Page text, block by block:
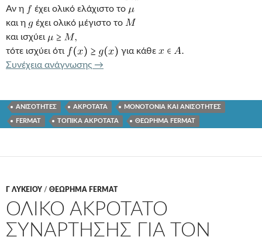
Αν η
έχει ολικό ελάχιστο το
και η
έχει ολικό μέγιστο το
και ισχύει
τότε ισχύει ότι
για κάθε
Συνέχεια ανάγνωσης ΔΙΑΤΑΞΗ ΟΛΙΚΩΝ ΑΚΡΟΤΑΤΩΝ
→
ΑΝΙΣΟΤΗΤΕΣ ΑΚΡΟΤΑΤΑ ΜΟΝΟΤΟΝΙΑ ΚΑΙ ΑΝΙΣΟΤΗΤΕΣ
FERMAT ΤΟΠΙΚΑ ΑΚΡΟΤΑΤΑ ΘΕΩΡΗΜΑ FERMAT
Γ ΛΥΚΕΊΟΥ / ΘΕΩΡΗΜΑ FERMAT
ΟΛΙΚΟ ΑΚΡΟΤΑΤΟ
ΣΥΝΑΡΤΗΣΗΣ ΓΙΑ ΤΟΝ